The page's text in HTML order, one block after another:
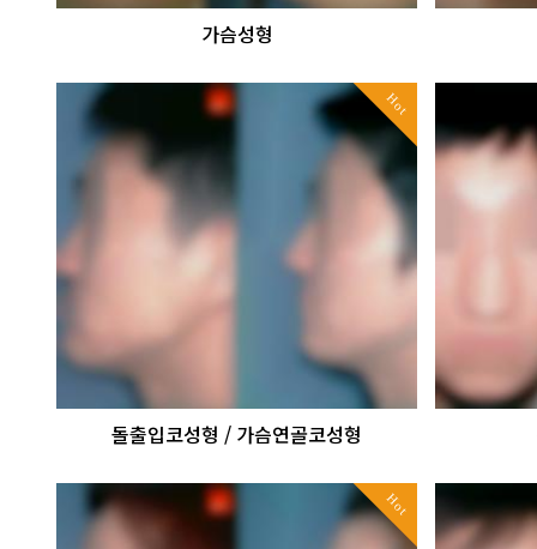
가슴성형
Hot
돌출입코성형 / 가슴연골코성형
Hot